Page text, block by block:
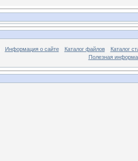
Информация о сайте Каталог файлов
Каталог
Полезная